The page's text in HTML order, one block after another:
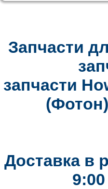
Запчасти
запчасти
Доставка в